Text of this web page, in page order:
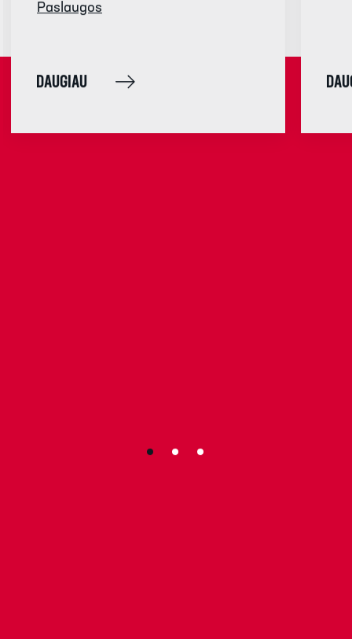
Paslaugos
DAUGIAU